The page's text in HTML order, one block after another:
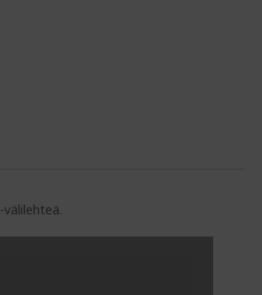
-välilehteä.